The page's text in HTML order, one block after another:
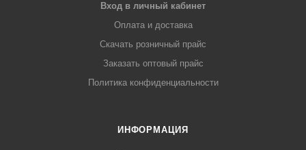
Вход в личный кабинет
Оплата и доставка
Скачать розничный прайс
Заказать оптовый прайс
Политика конфиденциальности
ИНФОРМАЦИЯ